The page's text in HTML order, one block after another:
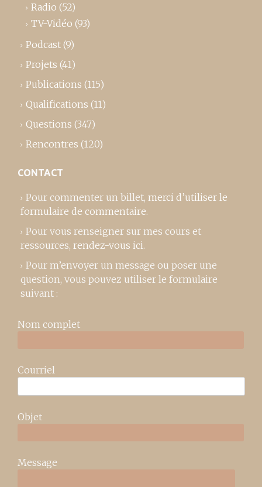
Radio (52)
TV-Vidéo (93)
Podcast (9)
Projets (41)
Publications (115)
Qualifications (11)
Questions (347)
Rencontres (120)
CONTACT
Pour commenter un billet, merci d’utiliser le
formulaire de commentaire.
Pour vous renseigner sur mes cours et
ressources, rendez-vous ici.
Pour m’envoyer un message ou poser une
question, vous pouvez utiliser le formulaire
suivant :
Nom complet
Courriel
Objet
Message